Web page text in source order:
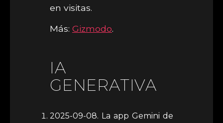
en visitas.
Más: Gizmodo.
IA
GENERATIVA
2025-09-08. La app Gemini de